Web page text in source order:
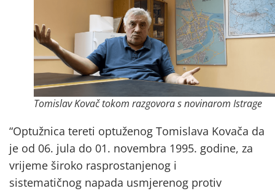
Tomislav Kovač tokom razgovora s novinarom Istrage
“Optužnica tereti optuženog Tomislava Kovača da
je od 06. jula do 01. novembra 1995. godine, za
vrijeme široko rasprostanjenog i
sistematičnog napada usmjerenog protiv